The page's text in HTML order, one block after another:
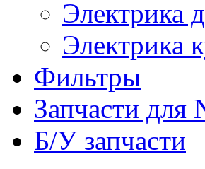
Электрика
Электрика
Фильтры
Запчасти для
Б/У запчасти